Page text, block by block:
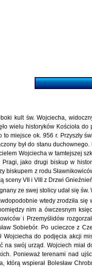
kult św. Wojciecha,
wielu historyków Kościoła
to miejsce ok. 956 r. Przyszły
był do stanu
Wojciecha w tamtejszej
Pragi, jako drugi biskup w
biskupem z rodu
sceny VII i VIII z Drzwi
ze swej stolicy udał się
wtedy zrodziła
nim a ówczesnym
i Przemyślidów
Sobiebór. Po ucieczce z
Wojciecha do podjęcia akcji
na swój urząd. Wojciech miał
Ponieważ terenami nad
którą wspierał Bolesław